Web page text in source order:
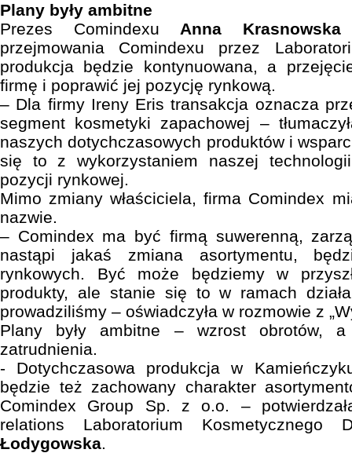
Plany były ambitne
Prezes Comindexu Anna Krasnowska
przejmowania Comindexu przez
produkcja będzie kontynuowana, a
firmę i poprawić jej pozycję rynkową.
– Dla firmy Ireny Eris transakcja oznacza
segment kosmetyki zapachowej –
naszych dotychczasowych produktów i
się to z wykorzystaniem naszej
pozycji rynkowej.
Mimo zmiany właściciela, firma Comindex
nazwie.
– Comindex ma być firmą suwerenną,
nastąpi jakaś zmiana asortymentu,
rynkowych. Być może będziemy w
produkty, ale stanie się to w ramach
prowadziliśmy – oświadczyła w rozmowie z
Plany były ambitne – wzrost obrotów,
zatrudnienia.
- Dotychczasowa produkcja w
będzie też zachowany charakter
Comindex Group Sp. z o.o. –
relations Laboratorium
Łodygowska.